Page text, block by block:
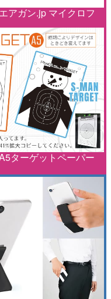
アガン.jp マイクロフ
ターゲットペーパー